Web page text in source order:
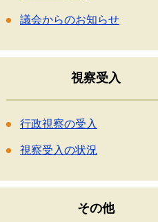
議会からのお知らせ
視察受入
行政視察の受入
視察受入の状況
その他